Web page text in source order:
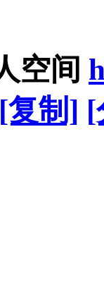
空间
[复制] [